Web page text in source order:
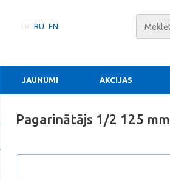
LV RU EN
JAUNUMI AKCIJAS
Pagarinātājs 1/2 125 mm